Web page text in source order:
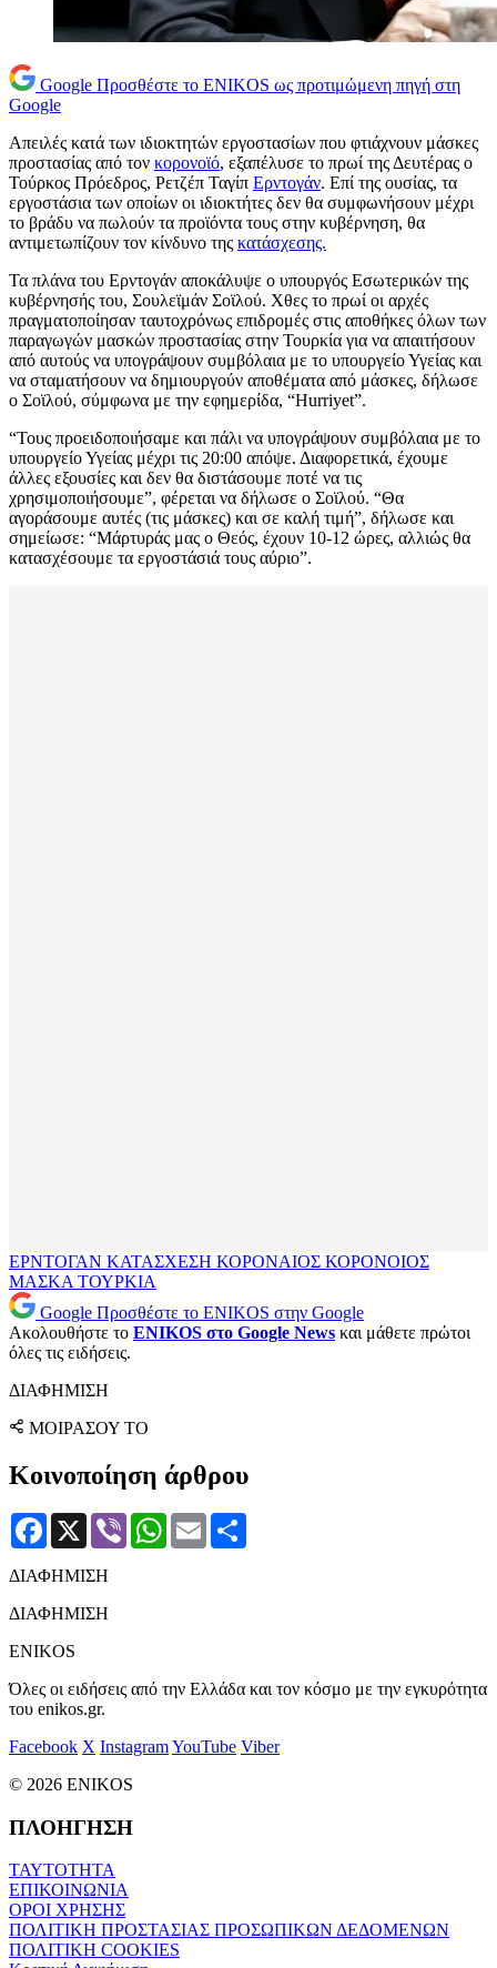
Google Προσθέστε το ENIKOS ως προτιμώμενη πηγή στη
Google
Απειλές κατά των ιδιοκτητών εργοστασίων που φτιάχνουν μάσκες
προστασίας από τον κορονοϊό, εξαπέλυσε το πρωί της Δευτέρας ο
Τούρκος Πρόεδρος, Ρετζέπ Ταγίπ Ερντογάν. Επί της ουσίας, τα
εργοστάσια των οποίων οι ιδιοκτήτες δεν θα συμφωνήσουν μέχρι
το βράδυ να πωλούν τα προϊόντα τους στην κυβέρνηση, θα
αντιμετωπίζουν τον κίνδυνο της κατάσχεσης.
Τα πλάνα του Ερντογάν αποκάλυψε ο υπουργός Εσωτερικών της
κυβέρνησής του, Σουλεϊμάν Σοϊλού. Χθες το πρωί οι αρχές
πραγματοποίησαν ταυτοχρόνως επιδρομές στις αποθήκες όλων των
παραγωγών μασκών προστασίας στην Τουρκία για να απαιτήσουν
από αυτούς να υπογράψουν συμβόλαια με το υπουργείο Υγείας και
να σταματήσουν να δημιουργούν αποθέματα από μάσκες, δήλωσε
ο Σοϊλού, σύμφωνα με την εφημερίδα, “Hurriyet”.
“Τους προειδοποιήσαμε και πάλι να υπογράψουν συμβόλαια με το
υπουργείο Υγείας μέχρι τις 20:00 απόψε. Διαφορετικά, έχουμε
άλλες εξουσίες και δεν θα διστάσουμε ποτέ να τις
χρησιμοποιήσουμε”, φέρεται να δήλωσε ο Σοϊλού. “Θα
αγοράσουμε αυτές (τις μάσκες) και σε καλή τιμή”, δήλωσε και
σημείωσε: “Μάρτυράς μας ο Θεός, έχουν 10-12 ώρες, αλλιώς θα
κατασχέσουμε τα εργοστάσιά τους αύριο”.
ΕΡΝΤΟΓΑΝ ΚΑΤΑΣΧΕΣΗ ΚΟΡΟΝΑΙΟΣ ΚΟΡΟΝΟΙΟΣ
ΜΑΣΚΑ ΤΟΥΡΚΙΑ
Google Προσθέστε το ENIKOS στην Google
Ακολουθήστε το ENIKOS στο Google News και μάθετε πρώτοι
όλες τις ειδήσεις.
ΔΙΑΦΗΜΙΣΗ
ΜΟΙΡΑΣΟΥ ΤΟ
Κοινοποίηση άρθρου
Facebook
X Viber WhatsApp
Email
ΔΙΑΦΗΜΙΣΗ
ΔΙΑΦΗΜΙΣΗ
ENIKOS
Όλες οι ειδήσεις από την Ελλάδα και τον κόσμο με την εγκυρότητα
του enikos.gr.
Facebook X InstagramYouTube Viber
© 2026 ENIKOS
ΠΛΟΗΓΗΣΗ
ΤΑΥΤΟΤΗΤΑ
ΕΠΙΚΟΙΝΩΝΙΑ
ΟΡΟΙ ΧΡΗΣΗΣ
ΠΟΛΙΤΙΚΗ ΠΡΟΣΤΑΣΙΑΣ ΠΡΟΣΩΠΙΚΩΝ ΔΕΔΟΜΕΝΩΝ
ΠΟΛΙΤΙΚΗ COOKIES